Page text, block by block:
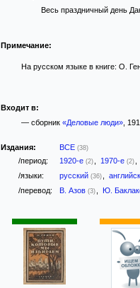
Весь праздничный день
Примечание:
На русском языке в книге: О.
Входит в:
— сборник «Деловые люди»,
Издания: ВСЕ (38)
/период: 1920-е (2) 1970-е (2)
/языки: русский (36)
/перевод: В. Азов (3) Ю.